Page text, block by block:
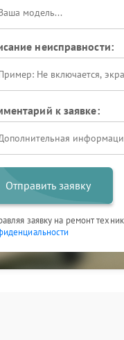
неисправности:
к заявке:
Отправить заявку
заявку на ремонт